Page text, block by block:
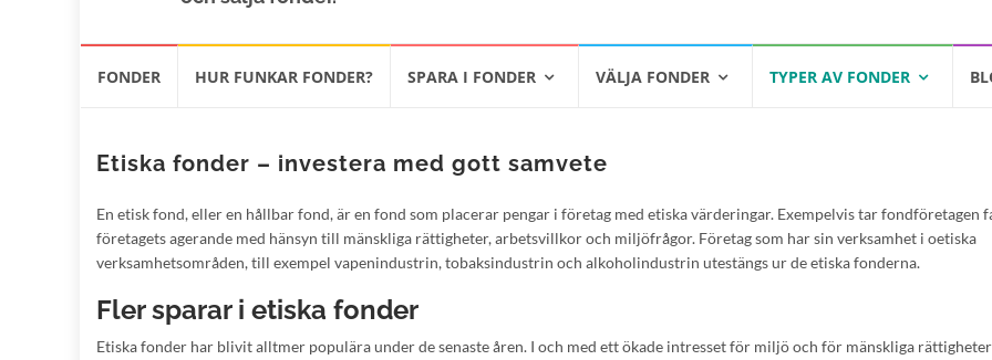
FONDER HUR FUNKAR FONDER? SPARA I FONDER VÄLJA FONDER TYPER AV FONDER
Etiska fonder – investera med gott samvete
En etisk fond, eller en hållbar fond, är en fond som placerar pengar i företag med etiska värderingar. Exempelvis tar fondföretagen
företagets agerande med hänsyn till mänskliga rättigheter, arbetsvillkor och miljöfrågor. Företag som har sin verksamhet i oetiska
verksamhetsområden, till exempel vapenindustrin, tobaksindustrin och alkoholindustrin utestängs ur de etiska fonderna.
Fler sparar i etiska fonder
Etiska fonder har blivit alltmer populära under de senaste åren. I och med ett ökade intresset för miljö och för mänskliga